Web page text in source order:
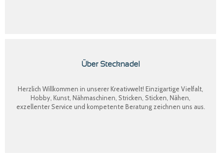
Über Stecknadel
Herzlich Willkommen in unserer Kreativwelt! Einzigartige Vielfalt,
Hobby, Kunst, Nähmaschinen, Stricken, Sticken, Nähen,
exzellenter Service und kompetente Beratung zeichnen uns aus.